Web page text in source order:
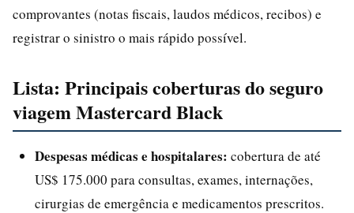
comprovantes (notas fiscais, laudos médicos, recibos) e
registrar o sinistro o mais rápido possível.
Lista: Principais coberturas do seguro
viagem Mastercard Black
Despesas médicas e hospitalares: cobertura de até
US$ 175.000 para consultas, exames, internações,
cirurgias de emergência e medicamentos prescritos.